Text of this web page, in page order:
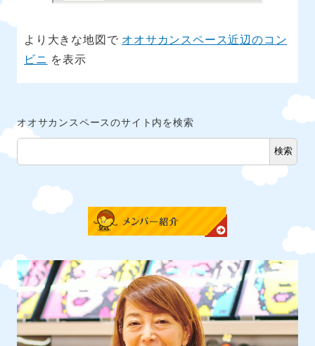
より大きな地図で オオサカンスペース近辺のコン
ビニ を表示
オオサカンスペースのサイト内を検索
検索